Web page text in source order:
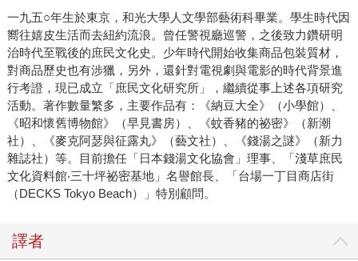
一九五○年生於東京，和光大學人文學部藝術科畢業。學生時代因
嚮往嬉皮生活而去紐約流浪。曾任警視廳巡警，之後致力鑽研明
治時代至戰後的庶民文化史。少年時代開始收集商品包裝質材，
對商品歷史也有涉獵，另外，還針對電視劇與電影的時代背景進
行考證，現已成立「庶民文化研究所」，繼續從事上述各項研究
活動。著作數量繁多，主要作品有：《納豆大全》（小學館）、
《昭和懷舊博物館》（早見書房）、《蚊香豬的祕密》（新潮
社）、《麥克阿瑟與征露丸》（藝文社）、《錢湯之謎》（新力
雜誌社）等。目前擔任「日本錢湯文化協會」理事、「淺草庶民
文化資料館‧三十坪祕密基地」名譽館長、「台場一丁目商店街
（DECKS Tokyo Beach）」特別顧問。
譯者